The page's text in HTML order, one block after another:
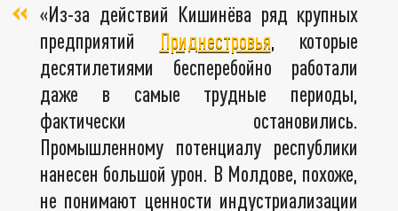
«Из-за действий Кишинёва ряд крупных
предприятий Приднестровья, которые
десятилетиями бесперебойно работали
даже в самые трудные периоды,
фактически остановились.
Промышленному потенциалу республики
нанесен большой урон. В Молдове, похоже,
не понимают ценности индустриализации